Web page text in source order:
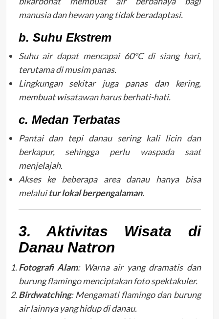
manusia dan hewan yang tidak beradaptasi.
b. Suhu Ekstrem
Suhu air dapat mencapai 60°C di siang hari,
terutama di musim panas.
Lingkungan sekitar juga panas dan kering,
membuat wisatawan harus berhati-hati.
c. Medan Terbatas
Pantai dan tepi danau sering kali licin dan
berkapur, sehingga perlu waspada saat
menjelajah.
Akses ke beberapa area danau hanya bisa
melaluitur lokal berpengalaman.
3. Aktivitas Wisata di
Danau Natron
Fotografi Alam: Warna air yang dramatis dan
burung flamingo menciptakan foto spektakuler.
Birdwatching: Mengamati flamingo dan burung
air lainnya yang hidup di danau.